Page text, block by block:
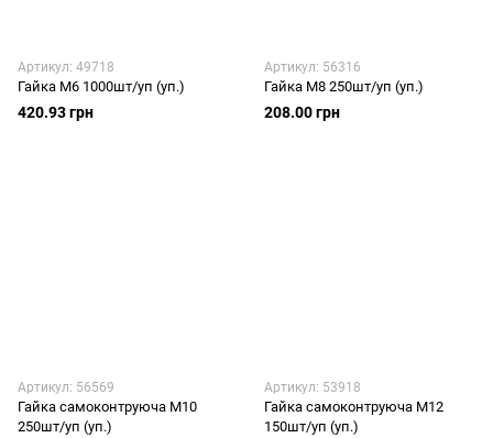
Артикул: 49718
Гайка М6 1000шт/уп (уп.)
420.93 грн
Артикул: 56316
Гайка М8 250шт/уп (уп.)
208.00 грн
Артикул: 56569
Гайка самоконтруюча М10
250шт/уп (уп.)
Артикул: 53918
Гайка самоконтруюча М12
150шт/уп (уп.)